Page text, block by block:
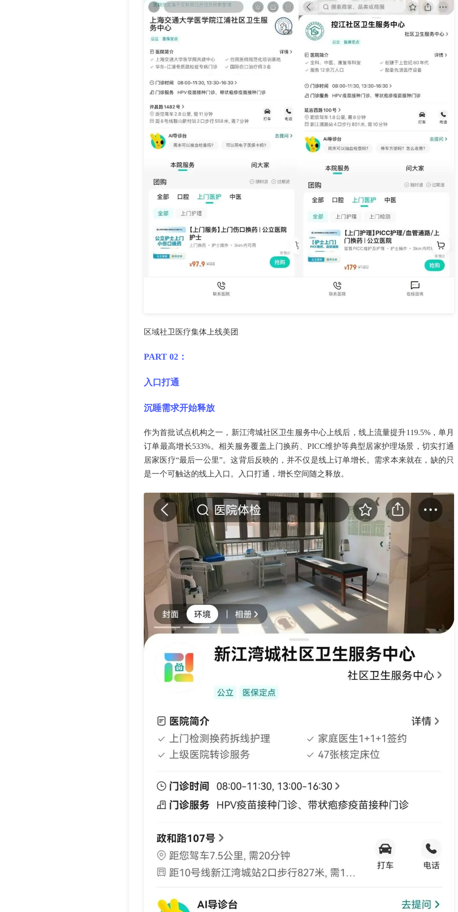
区域社卫医疗集体上线美团
PART 02：
入口打通
沉睡需求开始释放
作为首批试点机构之一，新江湾城社区卫生服务中心上线后，线上流量提升119.5%，单月
订单最高增长533%。相关服务覆盖上门换药、PICC维护等典型居家护理场景，切实打通
居家医疗“最后一公里”。这背后反映的，并不仅是线上订单增长。需求本来就在，缺的只
是一个可触达的线上入口。入口打通，增长空间随之释放。